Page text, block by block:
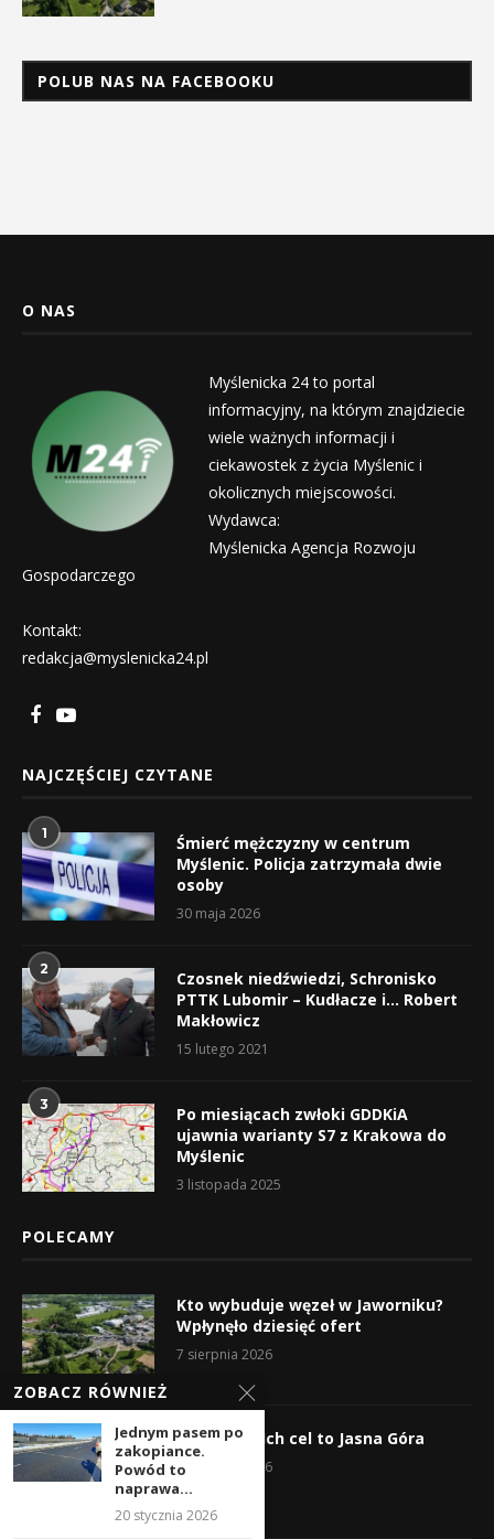
POLUB NAS NA FACEBOOKU
O NAS
Myślenicka 24 to portal
informacyjny, na którym znajdziecie
wiele ważnych informacji i
ciekawostek z życia Myślenic i
okolicznych miejscowości.
Wydawca:
Myślenicka Agencja Rozwoju
Gospodarczego
Kontakt:
redakcja@myslenicka24.pl
NAJCZĘŚCIEJ CZYTANE
1
Śmierć mężczyzny w centrum
Myślenic. Policja zatrzymała dwie
osoby
30 maja 2026
2
Czosnek niedźwiedzi, Schronisko
PTTK Lubomir – Kudłacze i… Robert
Makłowicz
15 lutego 2021
3
Po miesiącach zwłoki GDDKiA
ujawnia warianty S7 z Krakowa do
Myślenic
3 listopada 2025
POLECAMY
Kto wybuduje węzeł w Jaworniku?
Wpłynęło dziesięć ofert
7 sierpnia 2026
Wyruszyli! Ich cel to Jasna Góra
5 sierpnia 2026
ZOBACZ RÓWNIEŻ
Jednym pasem po
zakopiance.
Powód to
naprawa...
20 stycznia 2026